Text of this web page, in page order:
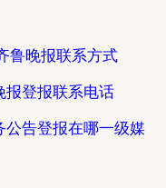
鲁晚报联系方式
报登报联系电话
公告登报在哪一级媒